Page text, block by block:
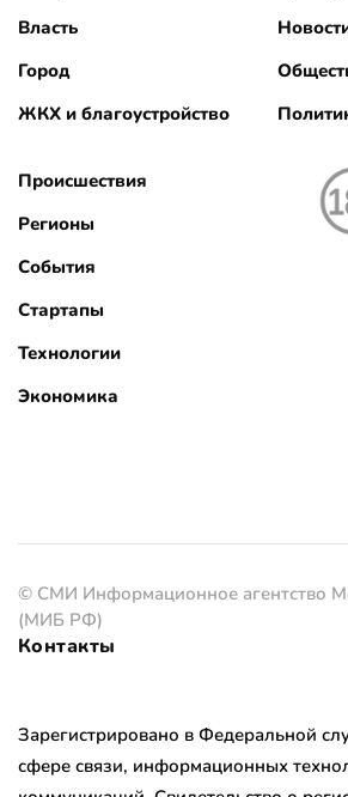
Власть
Город
ЖКХ и благоустройство
Происшествия
Регионы
События
Стартапы
Технологии
Экономика
© СМИ Информационное агентство
(МИБ РФ)
Контакты
Зарегистрировано в Федеральной
сфере связи, информационных